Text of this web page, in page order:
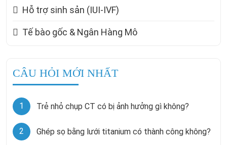
Hỗ trợ sinh sản (IUI-IVF)
Tế bào gốc & Ngân Hàng Mô
CÂU HỎI MỚI NHẤT
1 Trẻ nhỏ chụp CT có bị ảnh hưởng gì không?
2 Ghép sọ bằng lưới titanium có thành công không?